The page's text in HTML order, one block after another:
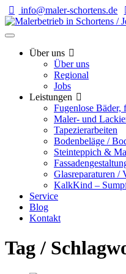
info@maler-schortens.de
Über uns
Über uns
Regional
Jobs
Leistungen
Fugenlose Bäder,
Maler- und
Tapezierarbeiten
Bodenbeläge /
Steinteppich &
Glasreparaturen /
KalkKind –
Service
Blog
Kontakt
Tag /